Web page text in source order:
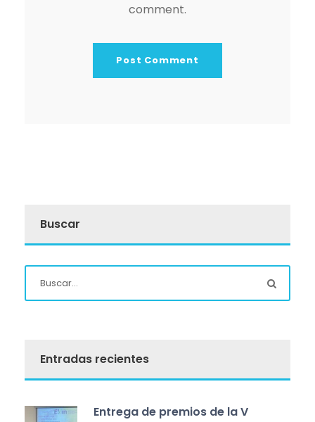
comment.
Buscar
Entradas recientes
Entrega de premios de la V